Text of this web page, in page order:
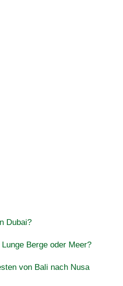
Dubai?
Berge oder Meer?
von Bali nach Nusa